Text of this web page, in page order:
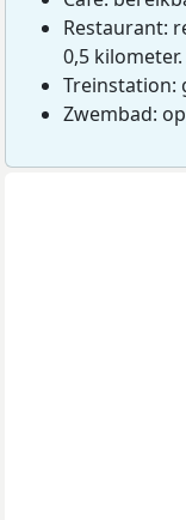
Restaurant:
0,5 kilometer.
Treinstation:
Zwembad: